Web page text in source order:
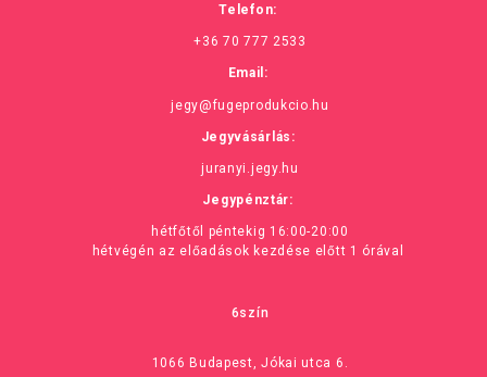
Telefon:
+36 70 777 2533
Email:
jegy@fugeprodukcio.hu
Jegyvásárlás:
juranyi.jegy.hu
Jegypénztár:
hétfőtől péntekig 16:00-20:00
hétvégén az előadások kezdése előtt 1 órával
6szín
1066 Budapest, Jókai utca 6.